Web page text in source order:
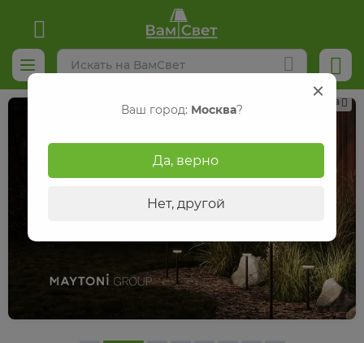
Реклама
Ваш город: Москва?
Да, верно
Нет, другой